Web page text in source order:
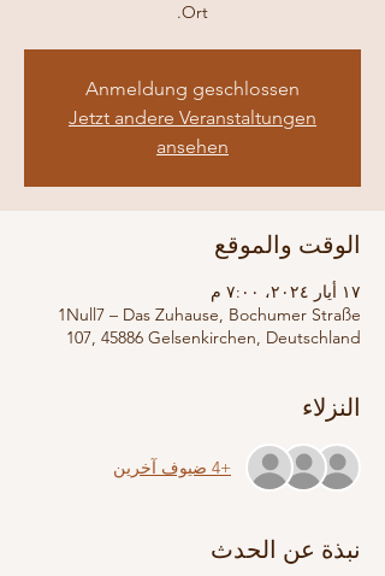
Ort.
Anmeldung geschlossen
Jetzt andere Veranstaltungen
ansehen
الوقت والموقع
١٧ أيار ٢٠٢٤، ٧:٠٠ م
1Null7 – Das Zuhause, Bochumer Straße
107, 45886 Gelsenkirchen, Deutschland
النزلاء
+4 ضيوف آخرين
نبذة عن الحدث